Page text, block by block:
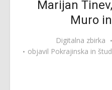
Marijan
Muro
Digitalna zbirka
objavil Pokrajinska in